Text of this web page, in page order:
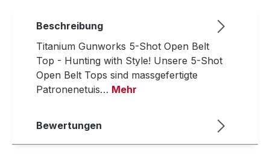
Beschreibung
Titanium Gunworks 5-Shot Open Belt
Top - Hunting with Style! Unsere 5-Shot
Open Belt Tops sind massgefertigte
Patronenetuis… Mehr
Bewertungen